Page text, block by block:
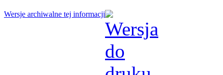
Wersje archiwalne tej informacji